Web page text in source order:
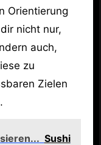
Orientierung
nicht nur,
auch,
zu
Zielen
Sushi